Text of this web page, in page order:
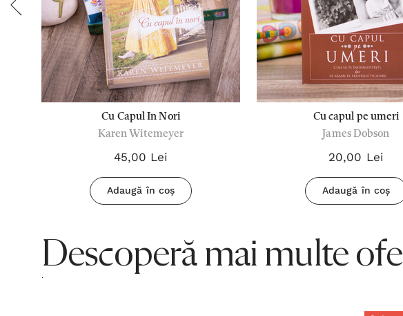
Cu Capul In Nori
Karen Witemeyer
45,00 Lei
Adaugă în coș
Cu capul pe umeri
James Dobson
20,00 Lei
Adaugă în coș
Descoperă mai multe
.